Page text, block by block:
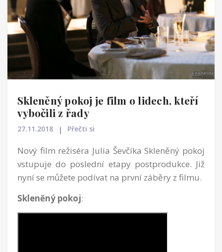
Skleněný pokoj je film o lidech, kteří
vybočili z řady
27.11.2018 Přečti si
Nový film režiséra Julia Ševčíka Skleněný pokoj
vstupuje do poslední etapy postprodukce. Již
nyní se můžete podívat na první záběry z filmu.
Skleněný pokoj: